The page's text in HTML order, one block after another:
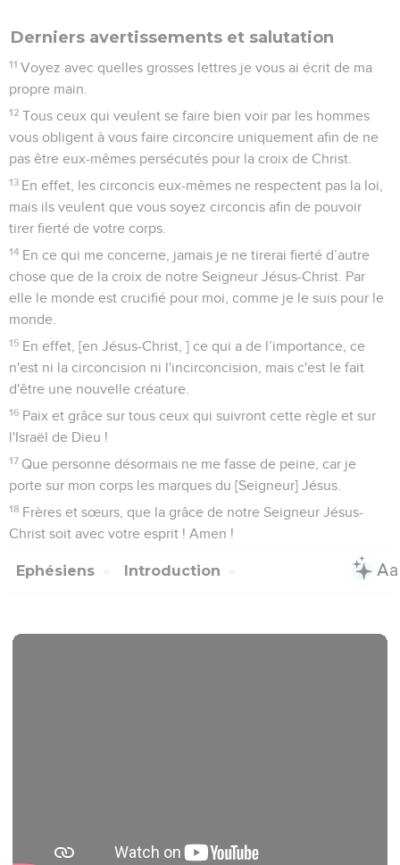
Derniers avertissements et salutation
11 Voyez avec quelles grosses lettres je vous ai écrit de ma
propre main.
12 Tous ceux qui veulent se faire bien voir par les hommes
vous obligent à vous faire circoncire uniquement afin de ne
pas être eux-mêmes persécutés pour la croix de Christ.
13 En effet, les circoncis eux-mêmes ne respectent pas la loi,
mais ils veulent que vous soyez circoncis afin de pouvoir
tirer fierté de votre corps.
14 En ce qui me concerne, jamais je ne tirerai fierté d’autre
chose que de la croix de notre Seigneur Jésus-Christ. Par
elle le monde est crucifié pour moi, comme je le suis pour le
monde.
15 En effet, [en Jésus-Christ, ] ce qui a de l’importance, ce
n'est ni la circoncision ni l'incirconcision, mais c'est le fait
d'être une nouvelle créature.
16 Paix et grâce sur tous ceux qui suivront cette règle et sur
l'Israël de Dieu !
17 Que personne désormais ne me fasse de peine, car je
porte sur mon corps les marques du [Seigneur] Jésus.
18 Frères et sœurs, que la grâce de notre Seigneur Jésus-
Christ soit avec votre esprit ! Amen !
Ephésiens Introduction